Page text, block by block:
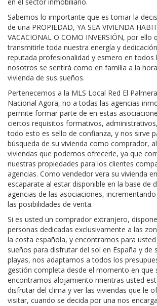
en el sector inmobiliario.
Sabemos lo importante que es tomar la
de una PROPIEDAD, YA SEA VIVIENDA
VACACIONAL O COMO INVERSIÓN, por ello
transmitirle toda nuestra energía y
reputada profesionalidad y esmero en todos
nosotros se sentirá como en familia a la
vivienda de sus sueños.
Pertenecemos a la MLS Local Red El
Nacional Agora, no a todas las agencias
permite formar parte de en estas
ciertos requisitos formativos,
todo esto es sello de confianza, y nos sirve
búsqueda de su vivienda como comprador,
viviendas que podemos ofrecerle, ya que
nuestras propiedades para los clientes
agencias. Como vendedor vera su vivienda
escaparate al estar disponible en la base de
agencias de las asociaciones,
las posibilidades de venta.
Si es usted un comprador extranjero,
personas dedicadas exclusivamente a las
la costa española, y encontramos para
sueños para disfrutar del sol en España y de
playas, nos adaptamos a todos los
gestión completa desde el momento en que
encontramos alojamiento mientras usted
disfrutar del clima y ver las viviendas que le
visitar, cuando se decida por una nos